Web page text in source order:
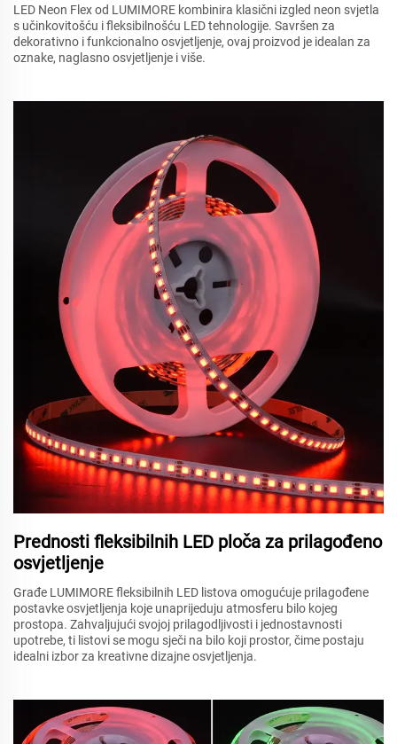
LED Neon Flex od LUMIMORE kombinira klasični izgled neon svjetla
s učinkovitošću i fleksibilnošću LED tehnologije. Savršen za
dekorativno i funkcionalno osvjetljenje, ovaj proizvod je idealan za
oznake, naglasno osvjetljenje i više.
Prednosti fleksibilnih LED ploča za prilagođeno
osvjetljenje
Građe LUMIMORE fleksibilnih LED listova omogućuje prilagođene
postavke osvjetljenja koje unaprijeduju atmosferu bilo kojeg
prostора. Zahvaljujući svojoj prilagodljivosti i jednostavnosti
upotrebe, ti listovi se mogu sječi na bilo koji prostor, čime postaju
idealni izbor za kreativne dizajne osvjetljenja.